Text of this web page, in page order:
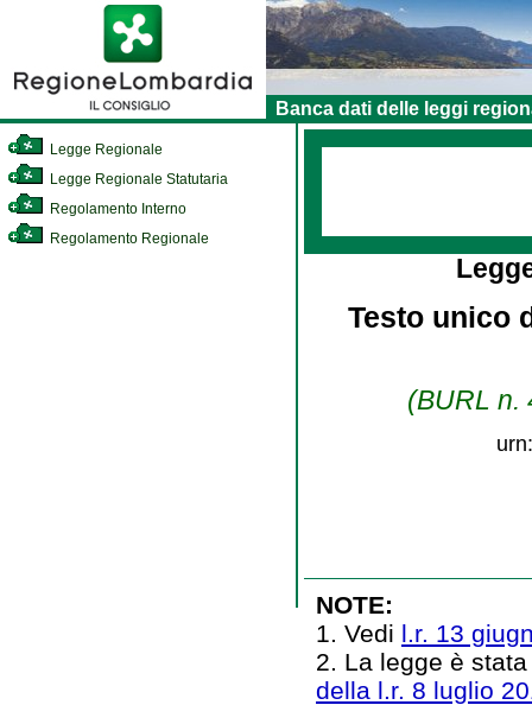
Banca dati delle leggi
Legge Regionale
Legge Regionale Statutaria
Regolamento Interno
Regolamento Regionale
Testo unico
(BURL n.
NOTE:
1. Vedi l.r. 13
2. La legge è
della l.r. 8 luglio